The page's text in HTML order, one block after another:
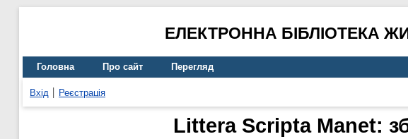
ЕЛЕКТРОННА БІБЛІОТЕКА
Головна Про сайт Перегляд
Вхід Реєстрація
Littera Scripta Manet: